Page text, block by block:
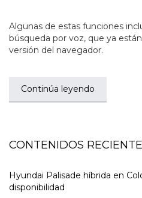
Algunas de estas funciones
búsqueda por voz, que ya
versión del navegador.
Continúa leyendo
CONTENIDOS
Hyundai Palisade híbrida en
disponibilidad